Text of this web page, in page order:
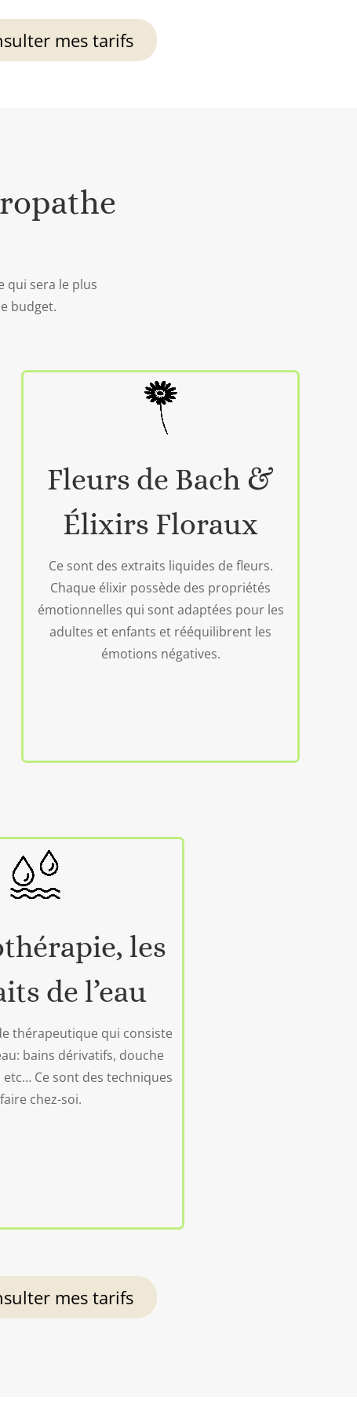
mes tarifs
qui sera le plus
budget.
Fleurs de Bach &
Élixirs Floraux
Ce sont des extraits liquides de fleurs.
Chaque élixir possède des propriétés
émotionnelles qui sont adaptées pour les
adultes et enfants et rééquilibrent les
émotions négatives.
les
de l’eau
thérapeutique qui consiste
bains dérivatifs, douche
etc… Ce sont des techniques
chez-soi.
mes tarifs